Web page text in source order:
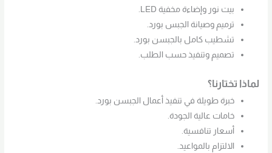
بيت نور وإضاءة مخفية LED.
ترميم وصيانة الجبس بورد.
تشطيب كامل بالجبسن بورد.
تصميم وتنفيذ حسب الطلب.
لماذا تختارنا؟
خبرة طويلة في تنفيذ أعمال الجبسن بورد.
خامات عالية الجودة.
أسعار تنافسية.
الالتزام بالمواعيد.